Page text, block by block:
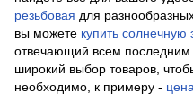
резьбовая для
вы можете купить солнечную
отвечающий всем последним
широкий выбор товаров,
необходимо, к примеру -